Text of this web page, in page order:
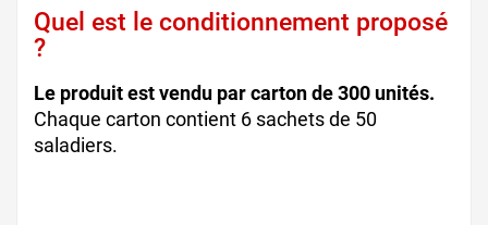
Quel est le conditionnement proposé
?
Le produit est vendu par carton de 300 unités.
Chaque carton contient 6 sachets de 50
saladiers.